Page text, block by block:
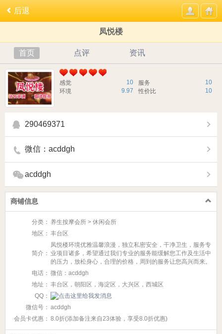
后退
凤悦楼
首页 点评 资讯
10
感觉 10
服务
9.97
环境 10
性价比
290469371
微信：acddgh
acddgh
商铺信息
分类： 养生按摩会所 > 休闲会所
地区： 丰台区
简介：
凤悦楼环境优雅温馨浪漫，独立私密安全，干净卫生，服务专
业项目诸多，希望通过我们专业的服务能缓解您工作及生活中
的压力，放松身心，合理的价格，周到的服务让您高兴而来。
电话： 微信：acddgh
地址： 丰台区，朝阳区，海淀区，大兴区，西城区
QQ：
微信号： acddgh
会员卡优惠： 8.0折(添加备注来自23体验，享受8.0折优惠)